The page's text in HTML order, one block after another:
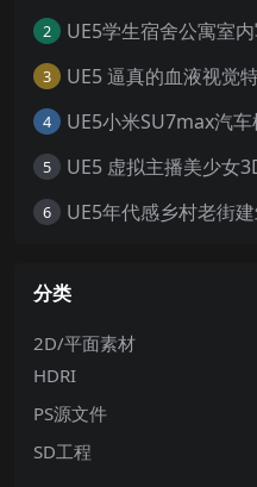
2 UE5学生宿舍公寓室
3
4
5
6
分类
2D/平面素材
HDRI
PS源文件
SD工程